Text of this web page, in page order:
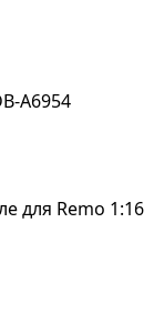
A6954
для Remo 1:16